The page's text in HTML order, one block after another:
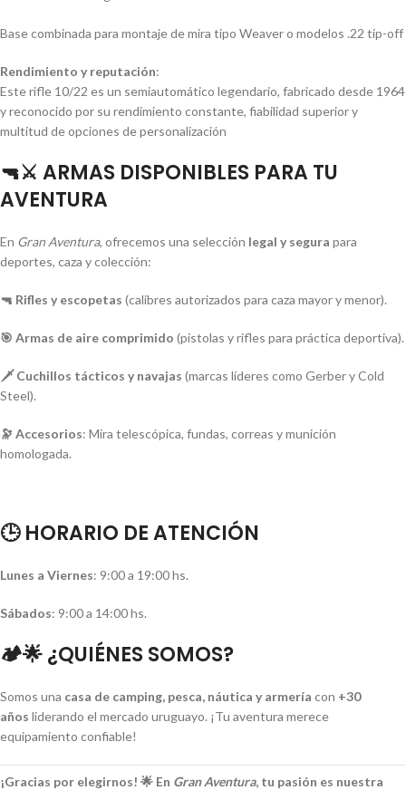
Base combinada para montaje de mira tipo Weaver o modelos .22 tip-off
Rendimiento y reputación:
Este rifle 10/22 es un semiautomático legendario, fabricado desde 1964
y reconocido por su rendimiento constante, fiabilidad superior y
multitud de opciones de personalización
🔫⚔️ ARMAS DISPONIBLES PARA TU
AVENTURA
En Gran Aventura, ofrecemos una selección legal y segura para
deportes, caza y colección:
🔫 Rifles y escopetas (calibres autorizados para caza mayor y menor).
🎯 Armas de aire comprimido (pistolas y rifles para práctica deportiva).
🗡️ Cuchillos tácticos y navajas (marcas líderes como Gerber y Cold
Steel).
🔭 Accesorios: Mira telescópica, fundas, correas y munición
homologada.
🕒 HORARIO DE ATENCIÓN
Lunes a Viernes: 9:00 a 19:00 hs.
Sábados: 9:00 a 14:00 hs.
🏕️🌟 ¿QUIÉNES SOMOS?
Somos una casa de camping, pesca, náutica y armería con +30
años liderando el mercado uruguayo. ¡Tu aventura merece
equipamiento confiable!
¡Gracias por elegirnos! 🌟 En Gran Aventura, tu pasión es nuestra